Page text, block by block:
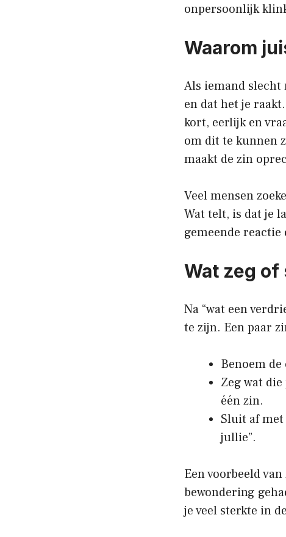
onpersoonlijk
Waarom
Als iemand slecht
en dat het je
kort, eerlijk en
om dit te kunnen
maakt de zin
Veel mensen
Wat telt, is dat je
gemeende
Wat zeg
Na “wat een
te zijn. Een paar
Benoem
Zeg wat
één zin.
Sluit af met
jullie”.
Een voorbeeld
bewondering
je veel sterkte in